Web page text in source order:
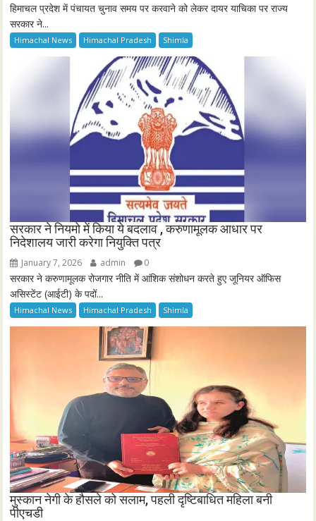
हिमाचल प्रदेश में पंचायत चुनाव समय पर करवाने को लेकर दायर याचिका पर राज्य
सरकार ने...
Himachal News Himachal Pradesh Shimla
सरकार ने नियमो में किया ये बदलाव , करुणामूलक आधार पर
निदेशालय जारी करेगा नियुक्ति पत्र
January 7, 2026 admin 0
सरकार ने करुणामूलक रोजगार नीति में आंशिक संशोधन करते हुए जूनियर ऑफिस
असिस्टेंट (आईटी) के पदों...
Himachal News Himachal Pradesh Shimla
मुस्कान नेगी के हौसले को सलाम, पहली दृष्टिबाधित महिला बनी
पीएचडी